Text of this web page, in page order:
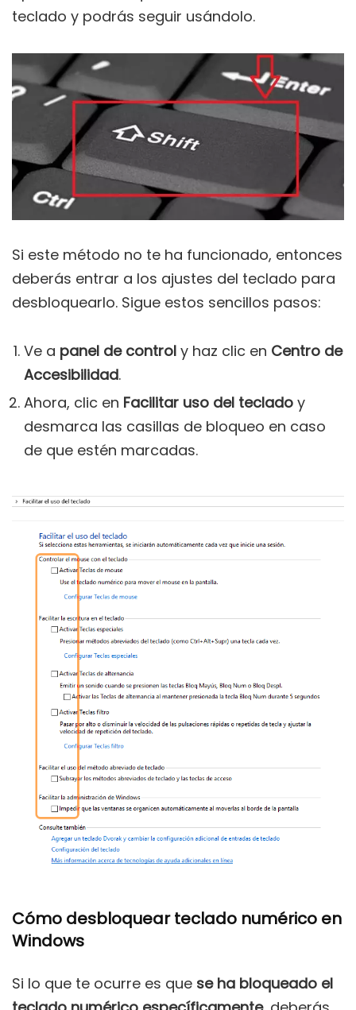
teclado y podrás seguir usándolo.
Si este método no te ha funcionado, entonces
deberás entrar a los ajustes del teclado para
desbloquearlo. Sigue estos sencillos pasos:
Ve a panel de control y haz clic en Centro de
Accesibilidad.
Ahora, clic en Facilitar uso del teclado y
desmarca las casillas de bloqueo en caso
de que estén marcadas.
Cómo desbloquear teclado numérico en
Windows
Si lo que te ocurre es que se ha bloqueado el